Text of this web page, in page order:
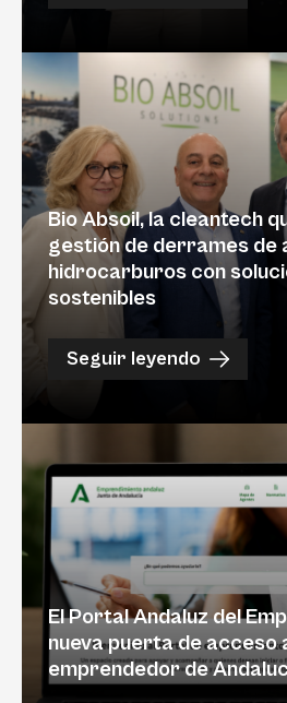
Bio Absoil, la cleantech
gestión de derrames de
hidrocarburos con
sostenibles
Seguir leyendo
El Portal Andaluz del
nueva puerta de acceso
emprendedor de